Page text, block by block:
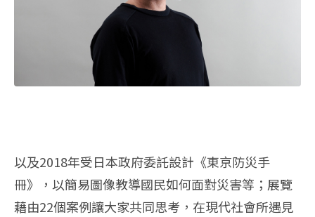
以及2018年受日本政府委託設計《東京防災手
冊》，以簡易圖像教導國民如何面對災害等；展覽
藉由22個案例讓大家共同思考，在現代社會所遇見